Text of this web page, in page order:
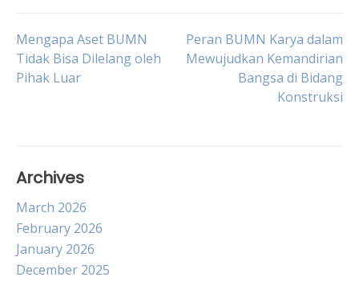
Post
navigation
Mengapa Aset BUMN
Tidak Bisa Dilelang oleh
Pihak Luar
Peran BUMN Karya dalam
Mewujudkan Kemandirian
Bangsa di Bidang
Konstruksi
Archives
March 2026
February 2026
January 2026
December 2025